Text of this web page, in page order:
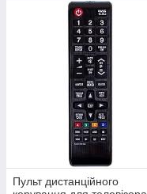
Пульт дистанційного